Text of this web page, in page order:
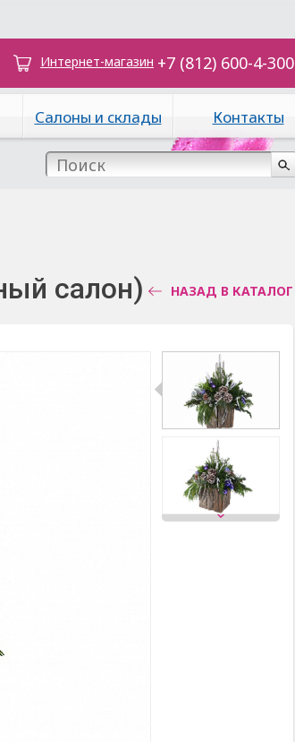
Интернет-магазин +7 (812) 600-4-300
Салоны и склады Контакты
салон) НАЗАД В КАТАЛОГ